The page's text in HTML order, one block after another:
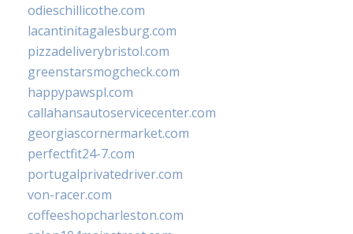
odieschillicothe.com
lacantinitagalesburg.com
pizzadeliverybristol.com
greenstarsmogcheck.com
happypawspl.com
callahansautoservicecenter.com
georgiascornermarket.com
perfectfit24-7.com
portugalprivatedriver.com
von-racer.com
coffeeshopcharleston.com